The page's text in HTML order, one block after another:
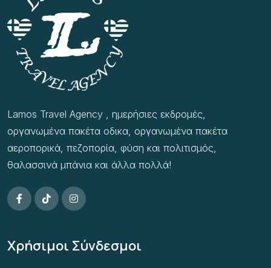
Lamos Travel Agency , ημερήσιες εκδρομές,
οργανωμένα πακέτα οδικα, οργανωμένα πακέτα
αεροπορικά, πεζοπορία, φύση και πολιτισμός,
θαλασσινά μπάνια και άλλα πολλά!
Χρήσιμοι Σύνδεσμοι